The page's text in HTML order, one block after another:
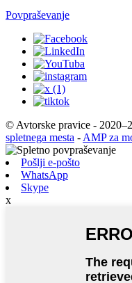
Povpraševanje
© Avtorske pravice -
spletnega mesta -AMP za
Pošlji e-pošto
WhatsApp
Skype
x